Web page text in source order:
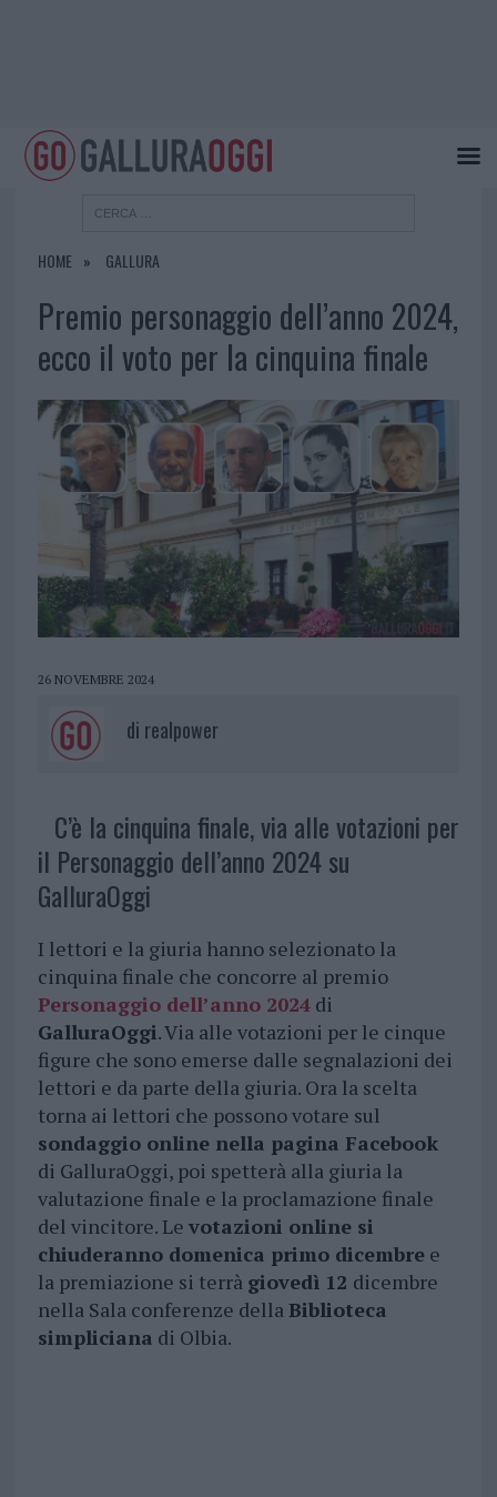
HOME GALLURA
Premio personaggio dell’anno 2024,
ecco il voto per la cinquina finale
26 NOVEMBRE 2024
di realpower
C’è la cinquina finale, via alle votazioni per
il Personaggio dell’anno 2024 su
GalluraOggi
I lettori e la giuria hanno selezionato la
cinquina finale che concorre al premio
Personaggio dell’anno 2024di
GalluraOggi. Via alle votazioni per le cinque
figure che sono emerse dalle segnalazioni dei
lettori e da parte della giuria. Ora la scelta
torna ai lettori che possono votare sul
sondaggio online nella pagina Facebook
di GalluraOggi, poi spetterà alla giuria la
valutazione finale e la proclamazione finale
del vincitore. Le votazioni online si
chiuderanno domenica primo dicembree
la premiazione si terrà giovedì 12 dicembre
nella Sala conferenze dellaBiblioteca
simpliciana di Olbia.